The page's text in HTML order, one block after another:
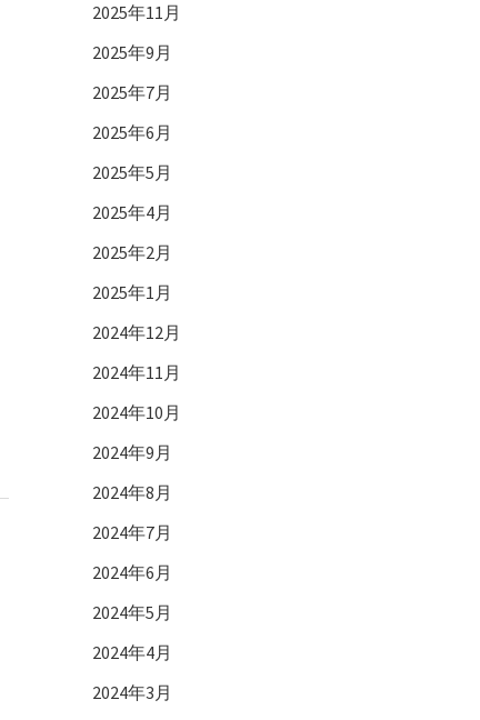
2025年11月
2025年9月
2025年7月
2025年6月
2025年5月
2025年4月
2025年2月
2025年1月
2024年12月
2024年11月
2024年10月
2024年9月
2024年8月
2024年7月
2024年6月
2024年5月
2024年4月
2024年3月